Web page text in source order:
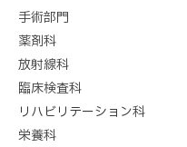
手術部門
薬剤科
放射線科
臨床検査科
リハビリテーション科
栄養科